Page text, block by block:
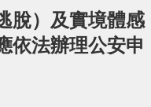
脫）及實境體感
依法辦理公安申